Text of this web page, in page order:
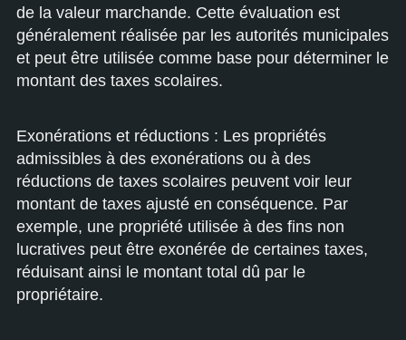
de la valeur marchande. Cette évaluation est
généralement réalisée par les autorités municipales
et peut être utilisée comme base pour déterminer le
montant des taxes scolaires.
Exonérations et réductions : Les propriétés
admissibles à des exonérations ou à des
réductions de taxes scolaires peuvent voir leur
montant de taxes ajusté en conséquence. Par
exemple, une propriété utilisée à des fins non
lucratives peut être exonérée de certaines taxes,
réduisant ainsi le montant total dû par le
propriétaire.